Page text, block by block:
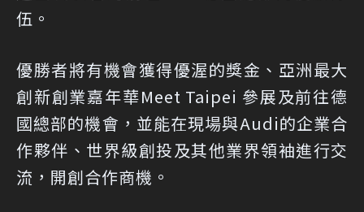
伍。
優勝者將有機會獲得優渥的獎金、亞洲最大
創新創業嘉年華Meet Taipei 參展及前往德
國總部的機會，並能在現場與Audi的企業合
作夥伴、世界級創投及其他業界領袖進行交
流，開創合作商機。